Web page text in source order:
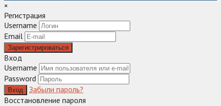
×
Регистрация
Username
Email
Зарегистрироваться
Вход
Username
Password
Вход
Забыли пароль?
Восстановление пароля